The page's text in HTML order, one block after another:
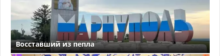
Восставший из пепла